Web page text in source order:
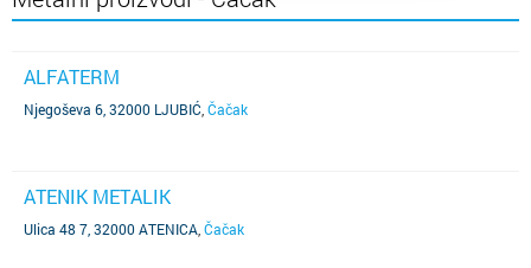
ALFATERM
Njegoševa 6, 32000 LJUBIĆ Čačak
ATENIK METALIK
Ulica 48 7, 32000 ATENICA Čačak